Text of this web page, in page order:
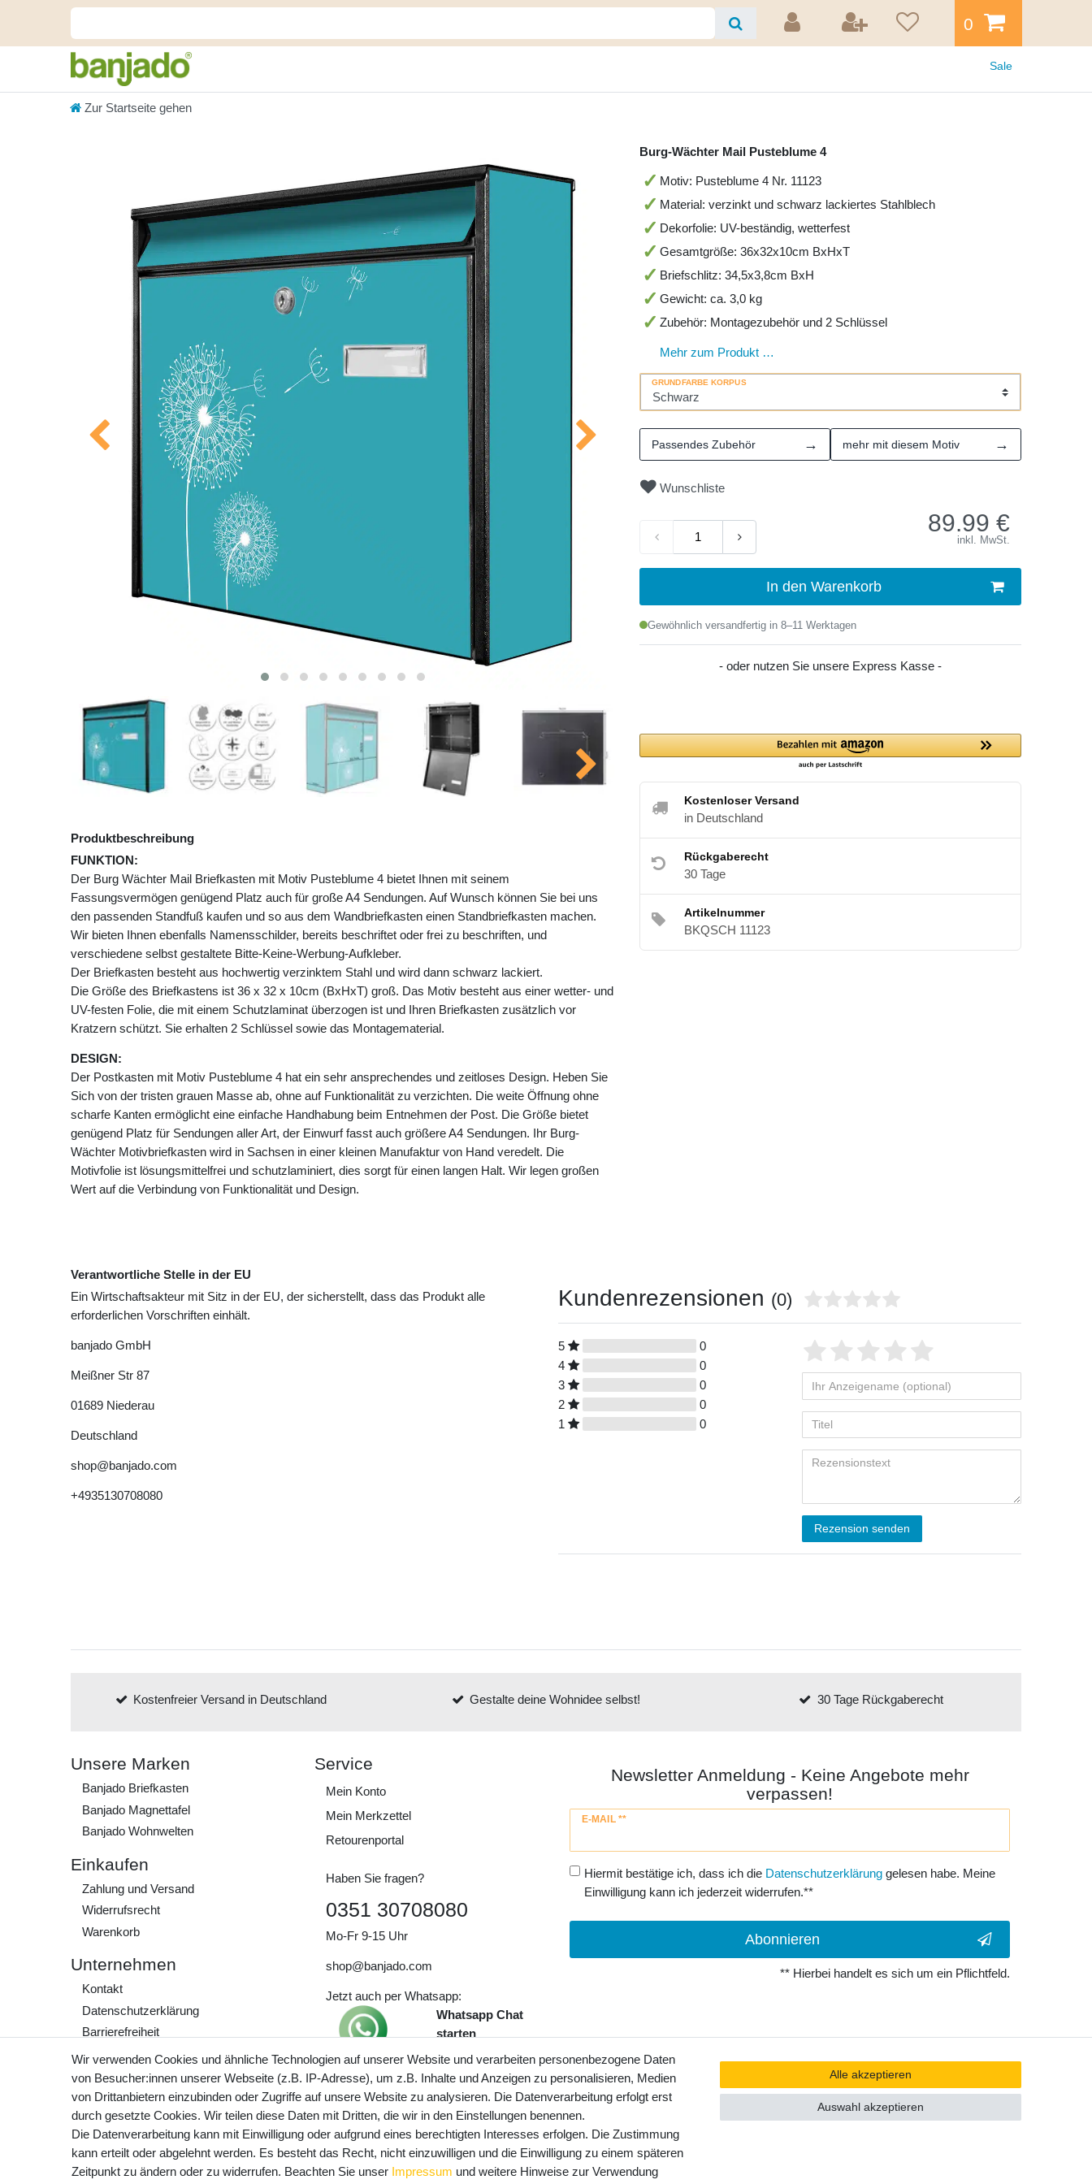
0
Sale
Zur Startseite gehen
Produktbeschreibung
FUNKTION:
Der Burg Wächter Mail Briefkasten mit Motiv Pusteblume 4 bietet Ihnen mit seinem
Fassungsvermögen genügend Platz auch für große A4 Sendungen. Auf Wunsch können Sie bei uns
den passenden Standfuß kaufen und so aus dem Wandbriefkasten einen Standbriefkasten machen.
Wir bieten Ihnen ebenfalls Namensschilder, bereits beschriftet oder frei zu beschriften, und
verschiedene selbst gestaltete Bitte-Keine-Werbung-Aufkleber.
Der Briefkasten besteht aus hochwertig verzinktem Stahl und wird dann schwarz lackiert.
Die Größe des Briefkastens ist 36 x 32 x 10cm (BxHxT) groß. Das Motiv besteht aus einer wetter- und
UV-festen Folie, die mit einem Schutzlaminat überzogen ist und Ihren Briefkasten zusätzlich vor
Kratzern schützt. Sie erhalten 2 Schlüssel sowie das Montagematerial.
DESIGN:
Der Postkasten mit Motiv Pusteblume 4 hat ein sehr ansprechendes und zeitloses Design. Heben Sie
Sich von der tristen grauen Masse ab, ohne auf Funktionalität zu verzichten. Die weite Öffnung ohne
scharfe Kanten ermöglicht eine einfache Handhabung beim Entnehmen der Post. Die Größe bietet
genügend Platz für Sendungen aller Art, der Einwurf fasst auch größere A4 Sendungen. Ihr Burg-
Wächter Motivbriefkasten wird in Sachsen in einer kleinen Manufaktur von Hand veredelt. Die
Motivfolie ist lösungsmittelfrei und schutzlaminiert, dies sorgt für einen langen Halt. Wir legen großen
Wert auf die Verbindung von Funktionalität und Design.
Burg-Wächter Mail Pusteblume 4
Motiv: Pusteblume 4 Nr. 11123
Material: verzinkt und schwarz lackiertes Stahlblech
Dekorfolie: UV-beständig, wetterfest
Gesamtgröße: 36x32x10cm BxHxT
Briefschlitz: 34,5x3,8cm BxH
Gewicht: ca. 3,0 kg
Zubehör: Montagezubehör und 2 Schlüssel
Mehr zum Produkt …
GRUNDFARBE KORPUS
Passendes Zubehör → mehr mit diesem Motiv →
Wunschliste
89.99 €
inkl. MwSt.
In den Warenkorb
Gewöhnlich versandfertig in 8–11 Werktagen
- oder nutzen Sie unsere Express Kasse -
Kostenloser Versand
in Deutschland
Rückgaberecht
30 Tage
Artikelnummer
BKQSCH 11123
Verantwortliche Stelle in der EU
Ein Wirtschaftsakteur mit Sitz in der EU, der sicherstellt, dass das Produkt alle
erforderlichen Vorschriften einhält.
banjado GmbH
Meißner Str 87
01689 Niederau
Deutschland
shop@banjado.com
+4935130708080
Kundenrezensionen (0)
5
0
4
0
3
0
2
0
1
0
Rezension senden
Kostenfreier Versand in Deutschland Gestalte deine Wohnidee selbst! 30 Tage Rückgaberecht
Unsere Marken
Banjado Briefkasten
Banjado Magnettafel
Banjado Wohnwelten
Einkaufen
Zahlung und Versand
Widerrufs­recht
Warenkorb
Unternehmen
Kontakt
Daten­schutz­erklärung
Barrierefreiheit
AGB
Impressum
Werde Teil unserer
Community
Service
Mein Konto
Mein Merkzettel
Retourenportal
Haben Sie fragen?
0351 30708080
Mo-Fr 9-15 Uhr
shop@banjado.com
Jetzt auch per Whatsapp:
Whatsapp Chat
starten
Preisangaben inkl. gesetzl. MwSt. und
zzgl. Service- und Versandkosten
Newsletter Anmeldung - Keine Angebote mehr
verpassen!
E-MAIL **
Newsletter
Hiermit bestätige ich, dass ich die Daten­schutz­erklärunggelesen habe. Meine
Einwilligung kann ich jederzeit widerrufen.**
Abonnieren
** Hierbei handelt es sich um ein Pflichtfeld.
Wir verwenden Cookies und ähnliche Technologien auf unserer Website und verarbeiten personenbezogene Daten
von Besucher:innen unserer Webseite (z.B. IP-Adresse), um z.B. Inhalte und Anzeigen zu personalisieren, Medien
von Drittanbietern einzubinden oder Zugriffe auf unsere Website zu analysieren. Die Datenverarbeitung erfolgt erst
durch gesetzte Cookies. Wir teilen diese Daten mit Dritten, die wir in den Einstellungen benennen.
Die Datenverarbeitung kann mit Einwilligung oder aufgrund eines berechtigten Interesses erfolgen. Die Zustimmung
kann erteilt oder abgelehnt werden. Es besteht das Recht, nicht einzuwilligen und die Einwilligung zu einem späteren
Zeitpunkt zu ändern oder zu widerrufen. Beachten Sie unser Impressum und weitere Hinweise zur Verwendung
Alle akzeptieren
Auswahl akzeptieren